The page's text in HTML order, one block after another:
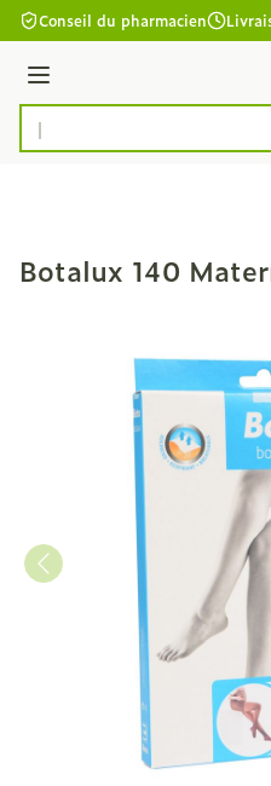
Aller au contenu
Conseil du pharmacien
Menu
Rechercher
Botalux 140